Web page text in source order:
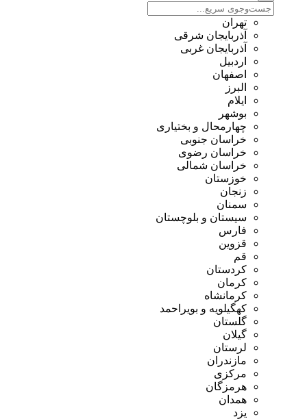
تهران
آذربایجان شرقی
آذربایجان غربی
اردبیل
اصفهان
البرز
ایلام
بوشهر
چهارمحال و بختیاری
خراسان جنوبی
خراسان رضوی
خراسان شمالی
خوزستان
زنجان
سمنان
سیستان و بلوچستان
فارس
قزوین
قم
کردستان
کرمان
کرمانشاه
کهگیلویه و بویراحمد
گلستان
گیلان
لرستان
مازندران
مرکزی
هرمزگان
همدان
یزد